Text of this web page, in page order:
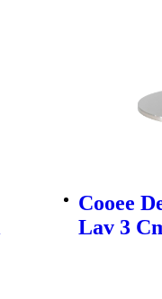
Cooee
Lav 3